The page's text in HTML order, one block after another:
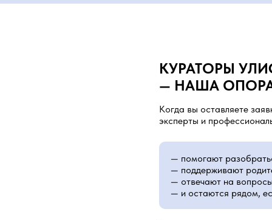
— помогают
— поддерживают
— отвечают на
— и остаются рядом,
Когда вы оставляете
эксперты и
КУРАТОРЫ
— НАША